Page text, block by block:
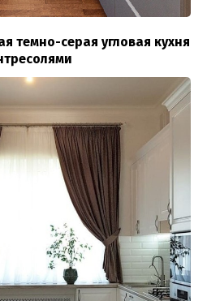
темно-серая угловая кухня